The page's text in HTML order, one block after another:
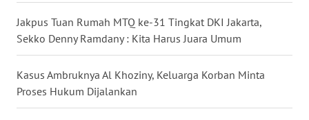
Jakpus Tuan Rumah MTQ ke-31 Tingkat DKI Jakarta,
Sekko Denny Ramdany : Kita Harus Juara Umum
Kasus Ambruknya Al Khoziny, Keluarga Korban Minta
Proses Hukum Dijalankan
SULTENG
WN
SULBAR